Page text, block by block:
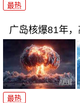
最热
广岛核爆81年，
最热